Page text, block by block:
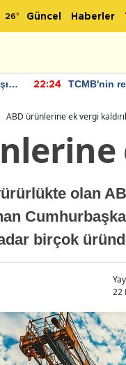
26° Güncel Haberler
22:24
TCMB'nin
ABD ürünlerine ek vergi
olan
birçok
22